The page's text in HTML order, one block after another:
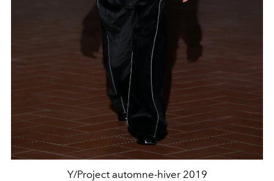
Y/Project automne-hiver 2019